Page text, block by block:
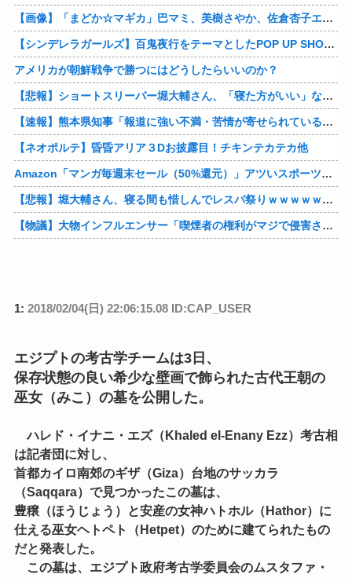
【画像】「まどか☆マギカ」巴マミ、美樹さやか、佐倉杏子エロすぎ放課後えんこーハメ撮りどぴゅどぴゅエチエチが最高すぎる❣
【シンデレラガールズ】百鬼夜行をテーマとしたPOP UP SHOPが東京・大阪にて開催
アメリカが朝鮮戦争で勝つにはどうしたらいいのか？
【悲報】ショートスリーパー堀大輔さん、「寝た方がいい」などと誹謗中傷され配信中に泣き出してしまう
【速報】熊本県知事「報道に強い不満・苦情が寄せられている」→TBSの報道特集がまさにそれな件他
【ネオポルテ】昏昏アリア３Dお披露目！チキンテカテカ他
Amazon「マンガ毎週末セール（50%還元）」アツいスポーツマンガ祭り最終日到来！！！他
【悲報】堀大輔さん、寝る間も惜しんでレスバ祭りｗｗｗｗｗｗｗｗｗｗｗｗｗｗｗｗｗｗｗｗｗｗｗｗ他
【物議】大物インフルエンサー「喫煙者の権利がマジで侵害されてる。いくら税金払ってるんだ」他
1: 2018/02/04(日) 22:06:15.08 ID:CAP_USER
エジプトの考古学チームは3日、
保存状態の良い希少な壁画で飾られた古代王朝の
巫女（みこ）の墓を公開した。
ハレド・イナニ・エズ（Khaled el-Enany Ezz）考古相
は記者団に対し、
首都カイロ南郊のギザ（Giza）台地のサッカラ
（Saqqara）で見つかったこの墓は、
豊穣（ほうじょう）と安産の女神ハトホル（Hathor）に
仕える巫女ヘトペト（Hetpet）のために建てられたもの
だと発表した。
この墓は、エジプト政府考古学委員会のムスタファ・